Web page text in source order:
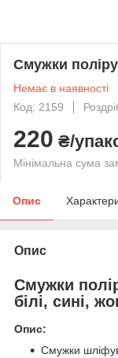
Смужки
Немає в наявності
Код: 2159
220 ₴/
Мінімальна сума
Опис
Опис
Смужки
білі, сині,
Опис:
Смужки